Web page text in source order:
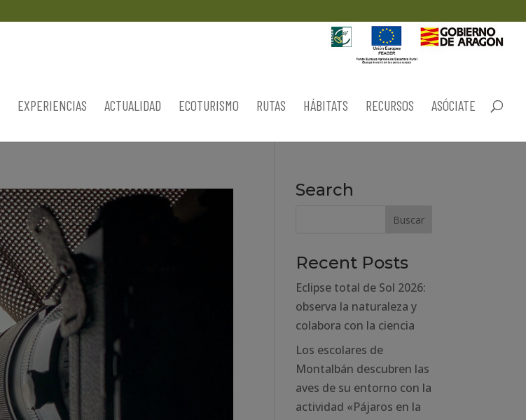
EXPERIENCIAS ACTUALIDAD ECOTURISMO RUTAS HÁBITATS RECURSOS ASÓCIATE
Search
Recent Posts
Eclipse total de Sol 2026:
observa la naturaleza y
colabora con la ciencia
Los escolares de
Montalbán descubren las
aves de su entorno con la
actividad «Pájaros en la